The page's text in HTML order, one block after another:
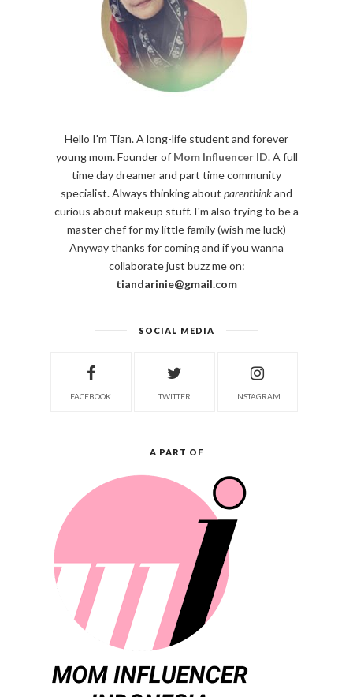
Hello I'm Tian. A long-life student and forever
young mom. Founder of Mom Influencer ID. A full
time day dreamer and part time community
specialist. Always thinking about parenthinkand
curious about makeup stuff. I'm also trying to be a
master chef for my little family (wish me luck)
Anyway thanks for coming and if you wanna
collaborate just buzz me on:
tiandarinie@gmail.com
SOCIAL MEDIA
FACEBOOK TWITTER INSTAGRAM
A PART OF